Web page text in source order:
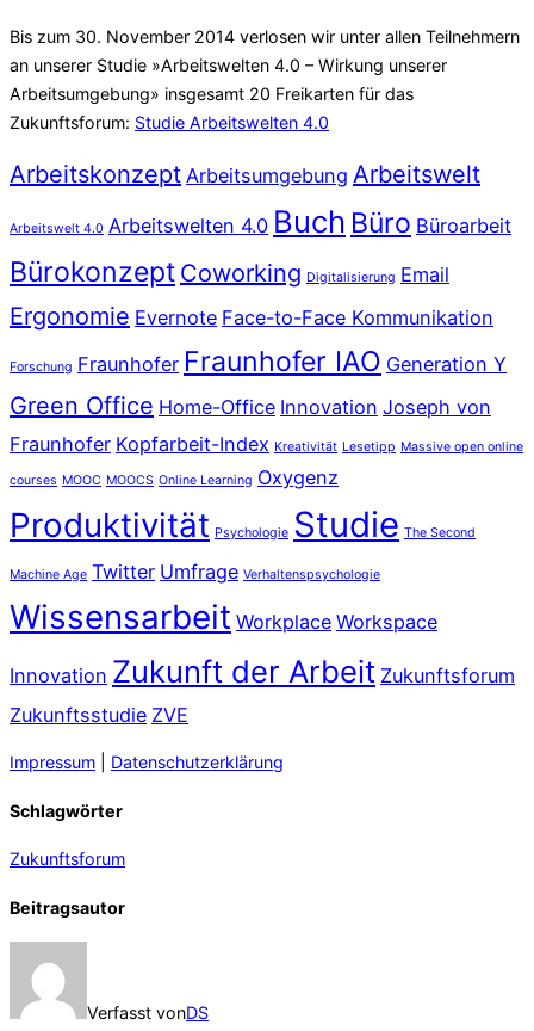
Bis zum 30. November 2014 verlosen wir unter allen Teilnehmern
an unserer Studie »Arbeitswelten 4.0 – Wirkung unserer
Arbeitsumgebung» insgesamt 20 Freikarten für das
Zukunftsforum: Studie Arbeitswelten 4.0
Arbeitskonzept Arbeitsumgebung Arbeitswelt
Arbeitswelt 4.0 Arbeitswelten 4.0 Buch Büro Büroarbeit
Bürokonzept Coworking Digitalisierung Email
Ergonomie Evernote Face-to-Face Kommunikation
Forschung Fraunhofer Fraunhofer IAO Generation Y
Green Office Home-Office Innovation Joseph von
Fraunhofer Kopfarbeit-Index Kreativität Lesetipp Massive open online
courses MOOC MOOCS Online Learning Oxygenz
Produktivität Psychologie Studie The Second
Machine Age Twitter Umfrage Verhaltenspsychologie
Wissensarbeit Workplace Workspace
Innovation Zukunft der Arbeit Zukunftsforum
Zukunftsstudie ZVE
Impressum Datenschutzerklärung
Schlagwörter
Zukunftsforum
Beitragsautor
Verfasst vonDS